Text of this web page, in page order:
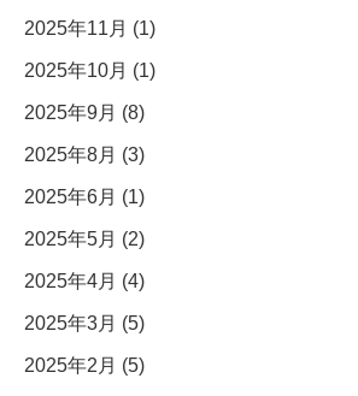
2025年11月 (1)
2025年10月 (1)
2025年9月 (8)
2025年8月 (3)
2025年6月 (1)
2025年5月 (2)
2025年4月 (4)
2025年3月 (5)
2025年2月 (5)